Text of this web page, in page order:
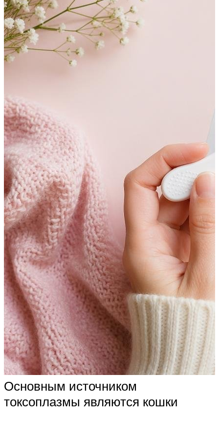
Основным источником
токсоплазмы являются кошки